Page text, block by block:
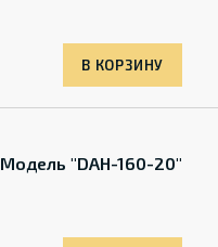
В КОРЗИНУ
Модель "DAH-160-20"